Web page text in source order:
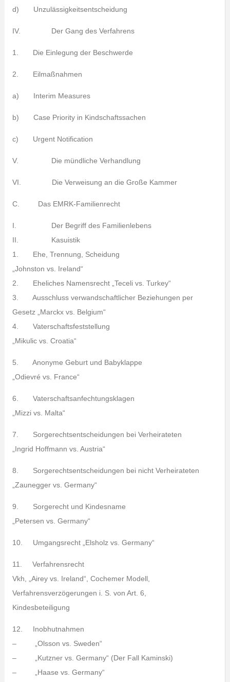
d) Unzulässigkeitsentscheidung
IV. Der Gang des Verfahrens
1. Die Einlegung der Beschwerde
2. Eilmaßnahmen
a) Interim Measures
b) Case Priority in Kindschaftssachen
c) Urgent Notification
V. Die mündliche Verhandlung
VI. Die Verweisung an die Große Kammer
C. Das EMRK-Familienrecht
I. Der Begriff des Familienlebens
II. Kasuistik
1. Ehe, Trennung, Scheidung
„Johnston vs. Ireland“
2. Eheliches Namensrecht „Teceli vs. Turkey“
3. Ausschluss verwandschaftlicher Beziehungen per
Gesetz „Marckx vs. Belgium“
4. Vaterschaftsfeststellung
„Mikulic vs. Croatia“
5. Anonyme Geburt und Babyklappe
„Odievré vs. France“
6. Vaterschaftsanfechtungsklagen
„Mizzi vs. Malta“
7. Sorgerechtsentscheidungen bei Verheirateten
„Ingrid Hoffmann vs. Austria“
8. Sorgerechtsentscheidungen bei nicht Verheirateten
„Zaunegger vs. Germany“
9. Sorgerecht und Kindesname
„Petersen vs. Germany“
10. Umgangsrecht „Elsholz vs. Germany“
11. Verfahrensrecht
Vkh, „Airey vs. Ireland“, Cochemer Modell,
Verfahrensverzögerungen i. S. von Art. 6,
Kindesbeteiligung
12. Inobhutnahmen
– „Olsson vs. Sweden“
– „Kutzner vs. Germany“ (Der Fall Kaminski)
– „Haase vs. Germany“